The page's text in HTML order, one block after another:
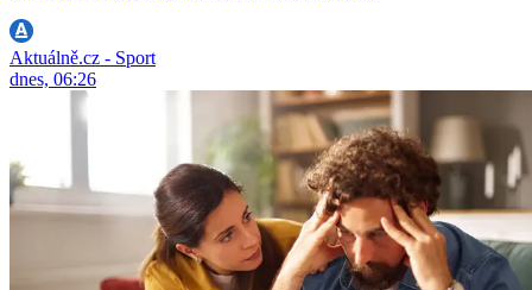
Aktuálně.cz - Sport
dnes, 06:26